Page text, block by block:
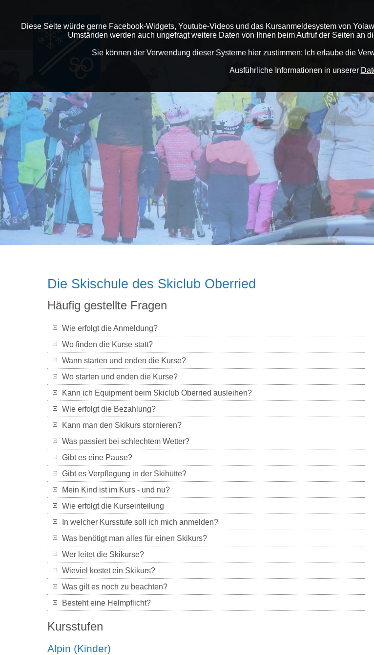
WILLKOMMEN ÜBER UNS FÜR MITGLIEDER
Die Skischule des Skiclub Oberried
Häufig gestellte Fragen
Wie erfolgt die Anmeldung?
Wo finden die Kurse statt?
Wann starten und enden die Kurse?
Wo starten und enden die Kurse?
Kann ich Equipment beim Skiclub Oberried ausleihen?
Wie erfolgt die Bezahlung?
Kann man den Skikurs stornieren?
Was passiert bei schlechtem Wetter?
Gibt es eine Pause?
Gibt es Verpflegung in der Skihütte?
Mein Kind ist im Kurs - und nu?
Wie erfolgt die Kurseinteilung
In welcher Kursstufe soll ich mich anmelden?
Was benötigt man alles für einen Skikurs?
Wer leitet die Skikurse?
Wieviel kostet ein Skikurs?
Was gilt es noch zu beachten?
Besteht eine Helmpflicht?
Kursstufen
Alpin (Kinder)
Diese Seite würde gerne Facebook-Widgets, Youtube-Videos und das Kursanmeldesystem von
Umständen werden auch ungefragt weitere Daten von Ihnen beim Aufruf der Seiten an
Sie können der Verwendung dieser Systeme hier zustimmen: Ich erlaube die
Ausführliche Informationen in unserer